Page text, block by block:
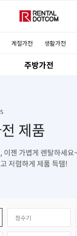
계절가전 생활가전
주방가전
정수기